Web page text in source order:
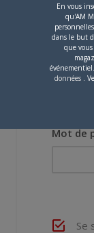
Nom
Mot de
Se
En vous
qu'AM
dans le but
que vous
données .